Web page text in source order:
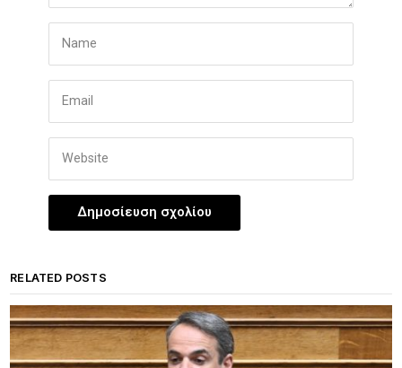
RELATED POSTS